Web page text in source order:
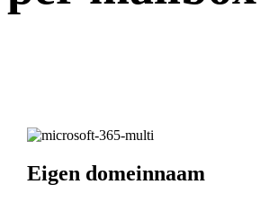
Eigen domeinnaam